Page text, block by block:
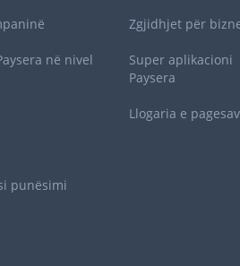
në nivel
punësimi
Zgjidhjet për
Super aplikacioni
Paysera
Llogaria e